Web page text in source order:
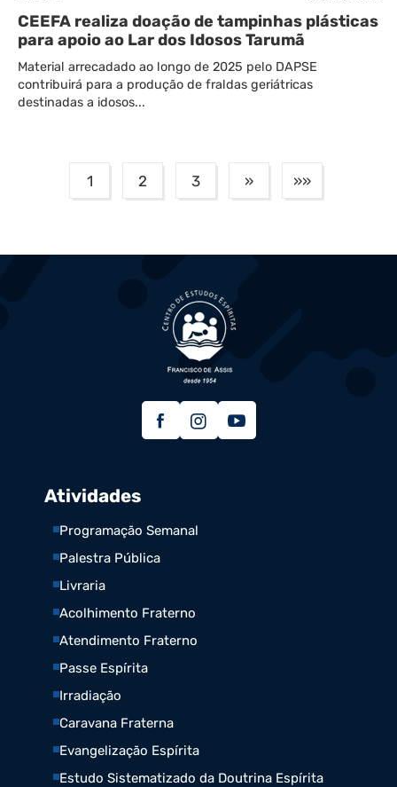
CEEFA realiza doação de tampinhas plásticas
para apoio ao Lar dos Idosos Tarumã
Material arrecadado ao longo de 2025 pelo DAPSE
contribuirá para a produção de fraldas geriátricas
destinadas a idosos...
1 2 3 » »»
Atividades
Programação Semanal
Palestra Pública
Livraria
Acolhimento Fraterno
Atendimento Fraterno
Passe Espírita
Irradiação
Caravana Fraterna
Evangelização Espírita
Estudo Sistematizado da Doutrina Espírita